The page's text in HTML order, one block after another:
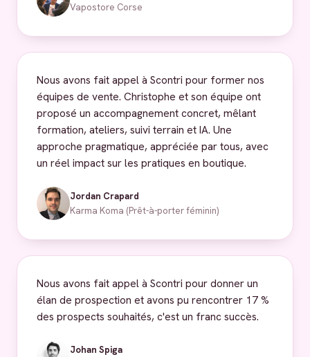
Vapostore Corse
Nous avons fait appel à Scontri pour former nos
équipes de vente. Christophe et son équipe ont
proposé un accompagnement concret, mêlant
formation, ateliers, suivi terrain et IA. Une
approche pragmatique, appréciée par tous, avec
un réel impact sur les pratiques en boutique.
Jordan Crapard
Karma Koma (Prêt-à-porter féminin)
Nous avons fait appel à Scontri pour donner un
élan de prospection et avons pu rencontrer 17 %
des prospects souhaités, c'est un franc succès.
Johan Spiga